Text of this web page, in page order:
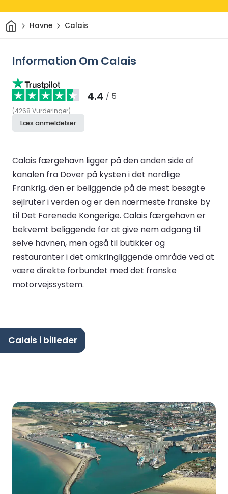
HjemHavne Calais
Information Om Calais
4.4 / 5
(4268 Vurderinger)
Læs anmeldelser
Calais færgehavn ligger på den anden side af
kanalen fra Dover på kysten i det nordlige
Frankrig, den er beliggende på de mest besøgte
sejlruter i verden og er den nærmeste franske by
til Det Forenede Kongerige. Calais færgehavn er
bekvemt beliggende for at give nem adgang til
selve havnen, men også til butikker og
restauranter i det omkringliggende område ved at
være direkte forbundet med det franske
motorvejssystem.
Calais i billeder